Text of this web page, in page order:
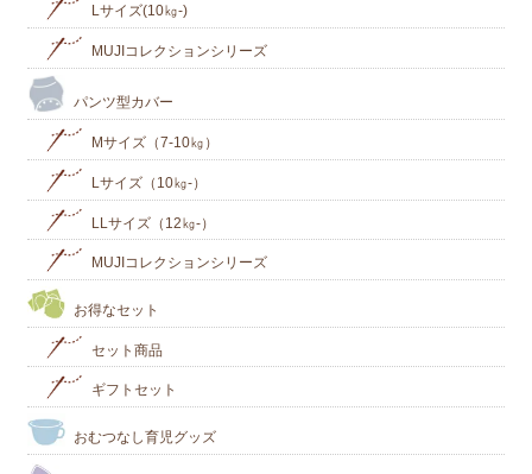
Lサイズ(10㎏‐)
MUJIコレクションシリーズ
パンツ型カバー
Mサイズ（7-10㎏）
Lサイズ（10㎏-）
LLサイズ（12㎏-）
MUJIコレクションシリーズ
お得なセット
セット商品
ギフトセット
おむつなし育児グッズ